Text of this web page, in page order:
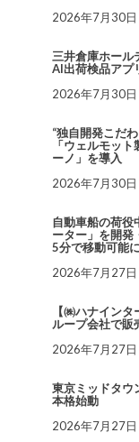
2026年7月30日
三井倉庫ホール
AI出荷検品アプ
2026年7月30日
“独自開発こだ
「ウェルモッ
ーノ」を導入
2026年7月30日
自動車船の荷役
ーター」を開発
5分で移動可能
2026年7月27日
【㈱ハナイン
ループ会社で販
2026年7月27日
東京ミッドタウ
本格始動
2026年7月27日